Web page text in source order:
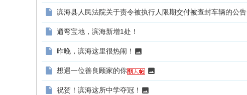
滨海县人民法院关于责令被执行人限期交付被查封车辆的公告
遛弯宝地，滨海新增1处！
昨晚，滨海这里很热闹！
想遇一位善良顾家的你
祝贺！滨海这所中学夺冠！